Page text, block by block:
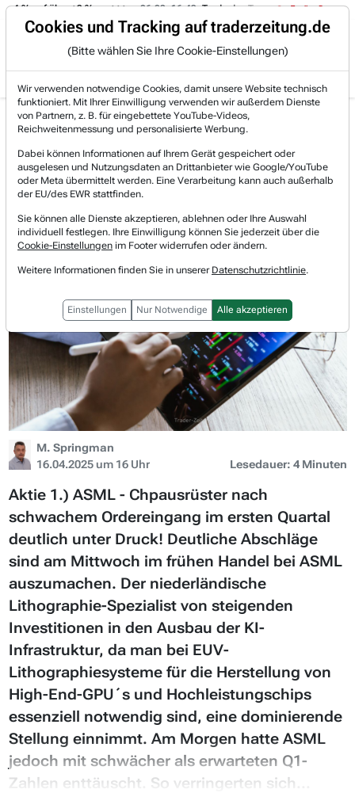
Trading-Room
% auf über +3 %. 06.08. 16:49 Trade des Tages 06.08.
Gratis Account Login
Jetzt registrieren und gratis Artikel lesen.
Bereits bei TraderFox registriert? Jetzt anmelden!
Home Börsen-Nachrichten
Stocks in Action
Stocks in Action: ASML, Sartorius, Carl Zeiss Medi...
Stocks in Action: ASML, Sartorius,
Carl Zeiss Meditec, SFC Energy,
Nordex
M. Springman
16.04.2025 um 16 Uhr
Lesedauer: 4 Minuten
Aktie 1.) ASML - Chpausrüster nach
schwachem Ordereingang im ersten Quartal
deutlich unter Druck! Deutliche Abschläge
sind am Mittwoch im frühen Handel bei ASML
auszumachen. Der niederländische
Lithographie-Spezialist von steigenden
Investitionen in den Ausbau der KI-
Infrastruktur, da man bei EUV-
Lithographiesysteme für die Herstellung von
High-End-GPU´s und Hochleistungschips
essenziell notwendig sind, eine dominierende
Stellung einnimmt. Am Morgen hatte ASML
jedoch mit schwächer als erwarteten Q1-
Zahlen enttäuscht. So verringerten sich...
Cookies und Tracking auf traderzeitung.de
(Bitte wählen Sie Ihre Cookie-Einstellungen)
Wir verwenden notwendige Cookies, damit unsere Website technisch
funktioniert. Mit Ihrer Einwilligung verwenden wir außerdem Dienste
von Partnern, z. B. für eingebettete YouTube-Videos,
Reichweitenmessung und personalisierte Werbung.
Dabei können Informationen auf Ihrem Gerät gespeichert oder
ausgelesen und Nutzungsdaten an Drittanbieter wie Google/YouTube
oder Meta übermittelt werden. Eine Verarbeitung kann auch außerhalb
der EU/des EWR stattfinden.
Sie können alle Dienste akzeptieren, ablehnen oder Ihre Auswahl
individuell festlegen. Ihre Einwilligung können Sie jederzeit über die
Cookie-Einstellungen im Footer widerrufen oder ändern.
Weitere Informationen finden Sie in unserer Datenschutzrichtlinie.
Einstellungen Nur Notwendige Alle akzeptieren